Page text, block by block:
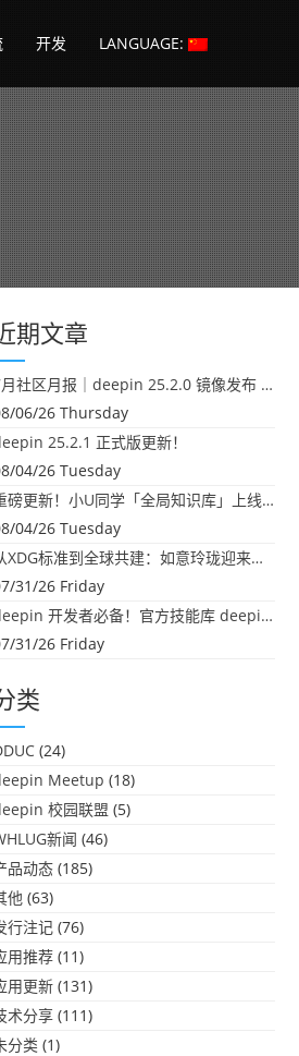
开发 LANGUAGE:
期文章
7月社区月报｜deepin 25.2.0 镜像发布 & 小U同学定时任务上线
06/26 Thursday
25.2.1 正式版更新！
04/26 Tuesday
重磅更新！小U同学「全局知识库」上线：你的本地文件，终于"活"起来了
04/26 Tuesday
从XDG标准到全球共建：如意玲珑迎来首个海外开源贡献
31/26 Friday
deepin 开发者必备！官方技能库 deepin-skills 正式开源
31/26 Friday
类
(24)
Meetup (18)
校园联盟 (5)
新闻 (46)
品动态 (185)
他 (63)
行注记 (76)
用推荐 (11)
用更新 (131)
术分享 (111)
分类 (1)